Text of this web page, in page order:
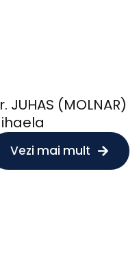
JUHAS (MOLNAR)
Vezi mai mult